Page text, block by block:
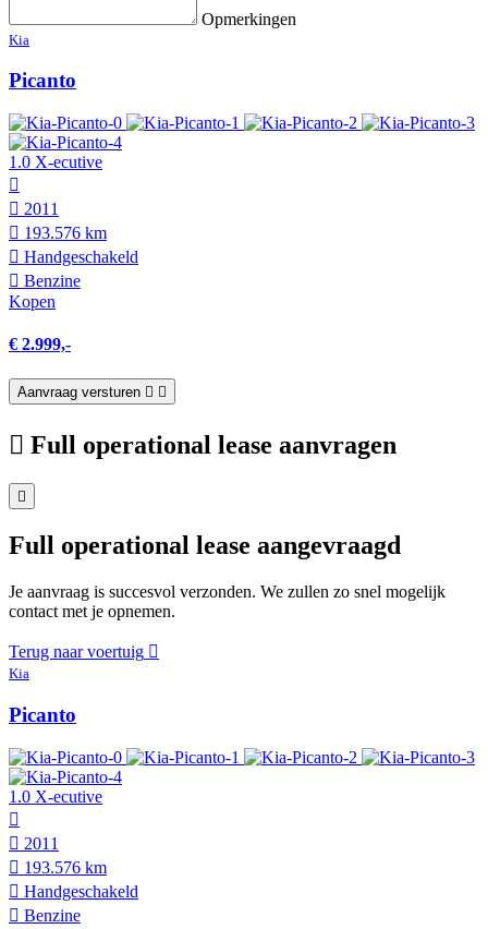
Opmerkingen
Kia
Picanto
1.0 X-ecutive
2011
193.576 km
Hand­geschakeld
Benzine
Kopen
€ 2.999,-
Aanvraag versturen
Full operational lease aanvragen
Full operational lease aangevraagd
Je aanvraag is succesvol verzonden. We zullen zo snel mogelijk
contact met je opnemen.
Terug naar voertuig
Kia
Picanto
1.0 X-ecutive
2011
193.576 km
Hand­geschakeld
Benzine